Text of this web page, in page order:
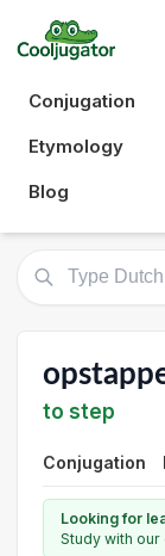
Conjugation
Etymology
Blog
to step
Conjugation
Looking for
Study with our